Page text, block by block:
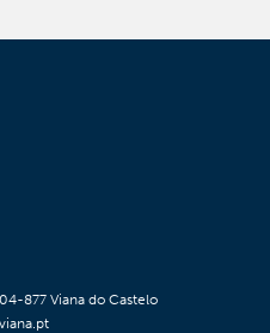
877 Viana do Castelo